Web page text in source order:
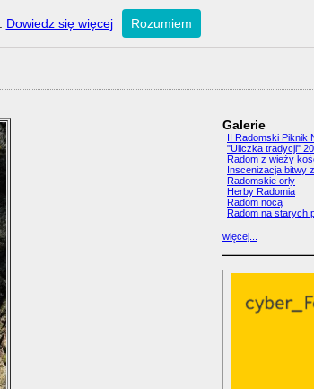
Galerie
II Radomski Piknik
"Uliczka tradycji"
Radom z wieży
Inscenizacja bitwy
Radomskie orły
Herby Radomia
Radom nocą
Radom na starych
więcej...
Dowiedz się więcej Rozumiem